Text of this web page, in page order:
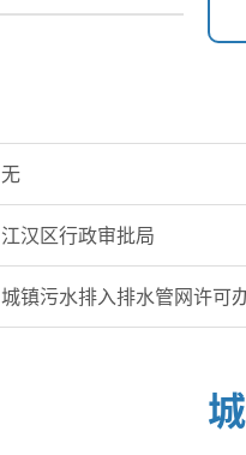
无
江汉区行政审批局
城镇污水排入排水管网许可